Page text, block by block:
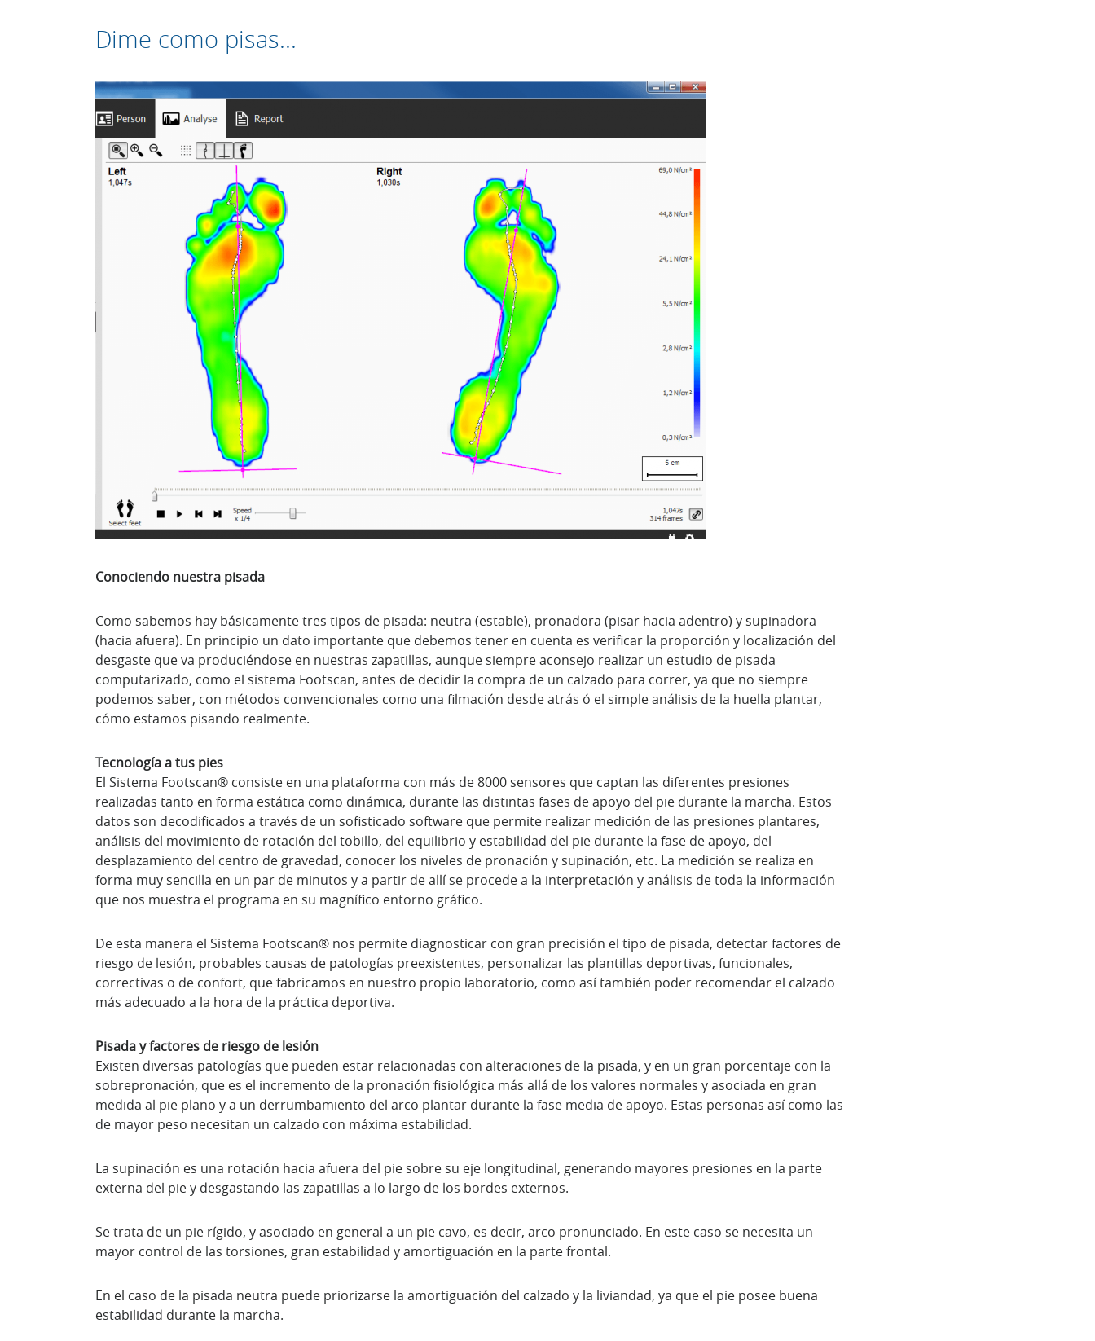
Dime como pisas...
Conociendo nuestra pisada
Como sabemos hay básicamente tres tipos de pisada: neutra (estable), pronadora (pisar hacia adentro) y supinadora
(hacia afuera). En principio un dato importante que debemos tener en cuenta es verificar la proporción y localización del
desgaste que va produciéndose en nuestras zapatillas, aunque siempre aconsejo realizar un estudio de pisada
computarizado, como el sistema Footscan, antes de decidir la compra de un calzado para correr, ya que no siempre
podemos saber, con métodos convencionales como una filmación desde atrás ó el simple análisis de la huella plantar,
cómo estamos pisando realmente.
Tecnología a tus pies
El Sistema Footscan® consiste en una plataforma con más de 8000 sensores que captan las diferentes presiones
realizadas tanto en forma estática como dinámica, durante las distintas fases de apoyo del pie durante la marcha. Estos
datos son decodificados a través de un sofisticado software que permite realizar medición de las presiones plantares,
análisis del movimiento de rotación del tobillo, del equilibrio y estabilidad del pie durante la fase de apoyo, del
desplazamiento del centro de gravedad, conocer los niveles de pronación y supinación, etc. La medición se realiza en
forma muy sencilla en un par de minutos y a partir de allí se procede a la interpretación y análisis de toda la información
que nos muestra el programa en su magnífico entorno gráfico.
De esta manera el Sistema Footscan® nos permite diagnosticar con gran precisión el tipo de pisada, detectar factores de
riesgo de lesión, probables causas de patologías preexistentes, personalizar las plantillas deportivas, funcionales,
correctivas o de confort, que fabricamos en nuestro propio laboratorio, como así también poder recomendar el calzado
más adecuado a la hora de la práctica deportiva.
Pisada y factores de riesgo de lesión
Existen diversas patologías que pueden estar relacionadas con alteraciones de la pisada, y en un gran porcentaje con la
sobrepronación, que es el incremento de la pronación fisiológica más allá de los valores normales y asociada en gran
medida al pie plano y a un derrumbamiento del arco plantar durante la fase media de apoyo. Estas personas así como las
de mayor peso necesitan un calzado con máxima estabilidad.
La supinación es una rotación hacia afuera del pie sobre su eje longitudinal, generando mayores presiones en la parte
externa del pie y desgastando las zapatillas a lo largo de los bordes externos.
Se trata de un pie rígido, y asociado en general a un pie cavo, es decir, arco pronunciado. En este caso se necesita un
mayor control de las torsiones, gran estabilidad y amortiguación en la parte frontal.
En el caso de la pisada neutra puede priorizarse la amortiguación del calzado y la liviandad, ya que el pie posee buena
estabilidad durante la marcha.